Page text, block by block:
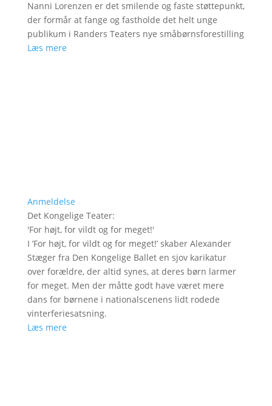
Nanni Lorenzen er det smilende og faste støttepunkt,
der formår at fange og fastholde det helt unge
publikum i Randers Teaters nye småbørnsforestilling
Læs mere
Anmeldelse
Det Kongelige Teater:
'For højt, for vildt og for meget!'
I ’For højt, for vildt og for meget!’ skaber Alexander
Stæger fra Den Kongelige Ballet en sjov karikatur
over forældre, der altid synes, at deres børn larmer
for meget. Men der måtte godt have været mere
dans for børnene i nationalscenens lidt rodede
vinterferiesatsning.
Læs mere